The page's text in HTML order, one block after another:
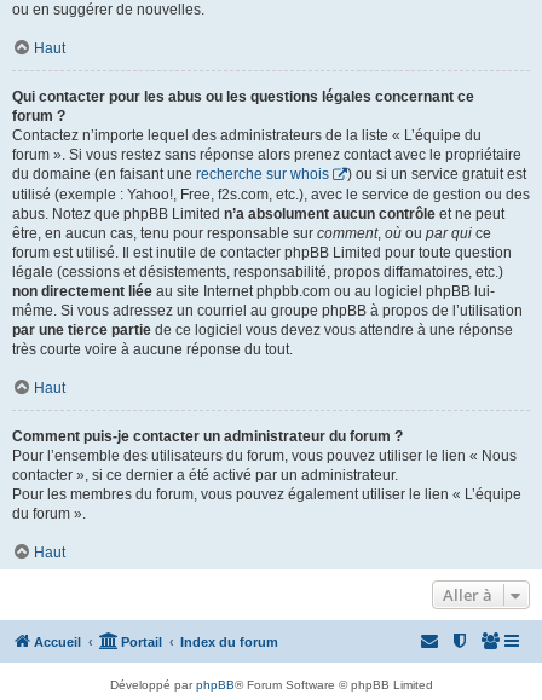
ou en suggérer de nouvelles.
Haut
Qui contacter pour les abus ou les questions légales concernant ce
forum ?
Contactez n’importe lequel des administrateurs de la liste « L’équipe du
forum ». Si vous restez sans réponse alors prenez contact avec le propriétaire
du domaine (en faisant une recherche sur whois
) ou si un service gratuit est
utilisé (exemple : Yahoo!, Free, f2s.com, etc.), avec le service de gestion ou des
abus. Notez que phpBB Limited n’a absolument aucun contrôle et ne peut
être, en aucun cas, tenu pour responsable sur comment, où ou par qui ce
forum est utilisé. Il est inutile de contacter phpBB Limited pour toute question
légale (cessions et désistements, responsabilité, propos diffamatoires, etc.)
non directement liée au site Internet phpbb.com ou au logiciel phpBB lui-
même. Si vous adressez un courriel au groupe phpBB à propos de l’utilisation
par une tierce partie de ce logiciel vous devez vous attendre à une réponse
très courte voire à aucune réponse du tout.
Haut
Comment puis-je contacter un administrateur du forum ?
Pour l’ensemble des utilisateurs du forum, vous pouvez utiliser le lien « Nous
contacter », si ce dernier a été activé par un administrateur.
Pour les membres du forum, vous pouvez également utiliser le lien « L’équipe
du forum ».
Haut
Aller à
Accueil Portail Index du forum
Développé parphpBB® Forum Software © phpBB Limited